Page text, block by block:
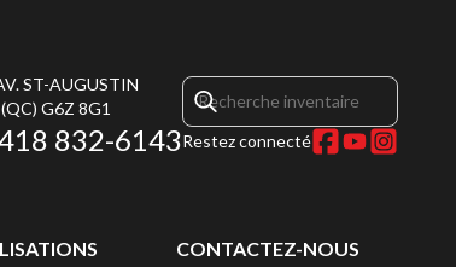
ST-AUGUSTIN
(QC) G6Z 8G1
832-6143Restez connecté
CONTACTEZ-NOUS